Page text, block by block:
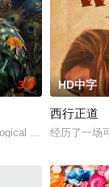
礼后，被一种突如
3.0
drama set
HD中字
西行正道
经历了一场